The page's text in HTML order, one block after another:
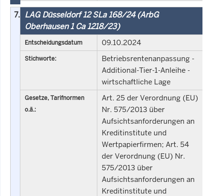
7. LAG Düsseldorf 12 SLa 168/24 (ArbG
Oberhausen 1 Ca 1218/23)
Entscheidungsdatum 09.10.2024
Stichworte:
Betriebsrentenanpassung -
Additional-Tier-1-Anleihe -
wirtschaftliche Lage
Gesetze, Tarifnormen
o.ä.:
Art. 25 der Verordnung (EU)
Nr. 575/2013 über
Aufsichtsanforderungen an
Kreditinstitute und
Wertpapierfirmen; Art. 54
der Verordnung (EU) Nr.
575/2013 über
Aufsichtsanforderungen an
Kreditinstitute und